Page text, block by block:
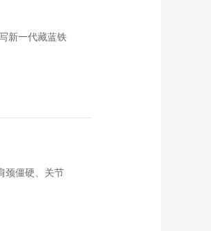
新一代藏蓝铁
颈僵硬、关节